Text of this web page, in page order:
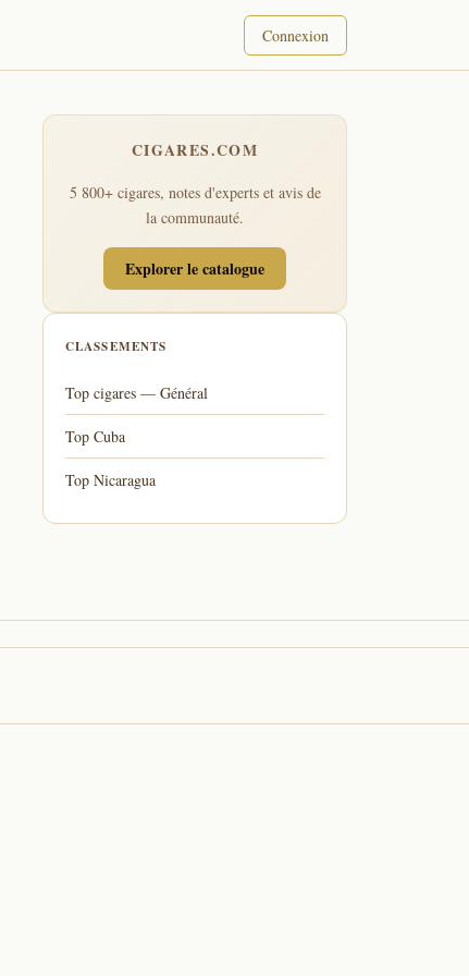
Connexion
CIGARES.COM
5 800+ cigares, notes d'experts et avis de
la communauté.
Explorer le catalogue
CLASSEMENTS
Top cigares — Général
Top Cuba
Top Nicaragua